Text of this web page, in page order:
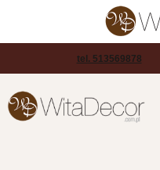
tel. 513569878